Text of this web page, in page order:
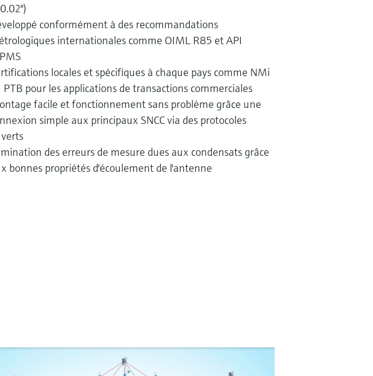
conformément à des recommandations
internationales comme OIML R85 et API
locales et spécifiques à chaque pays comme NMi
PTB pour les applications de transactions commerciales
facile et fonctionnement sans problème grâce une
simple aux principaux SNCC via des protocoles
des erreurs de mesure dues aux condensats grâce
bonnes propriétés d'écoulement de l'antenne